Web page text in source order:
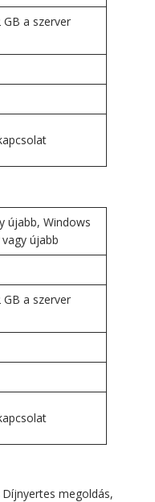
GB a szerver
újabb, Windows
újabb
GB a szerver
Díjnyertes megoldás,